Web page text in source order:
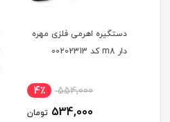
دستگیره اهرمی فلزی مهره
دار m8 کد 00202313
554,000 4٪
534,000 تومان